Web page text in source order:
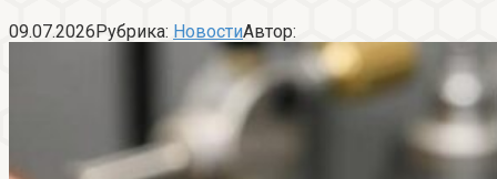
09.07.2026Рубрика: НовостиАвтор: